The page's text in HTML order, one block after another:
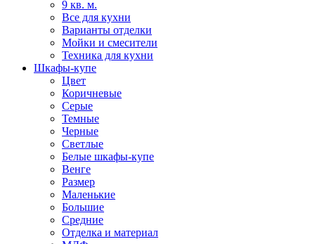
9 кв. м.
Все для кухни
Варианты отделки
Мойки и смесители
Техника для кухни
Шкафы-купе
Цвет
Коричневые
Серые
Темные
Черные
Светлые
Белые шкафы-купе
Венге
Размер
Маленькие
Большие
Средние
Отделка и материал